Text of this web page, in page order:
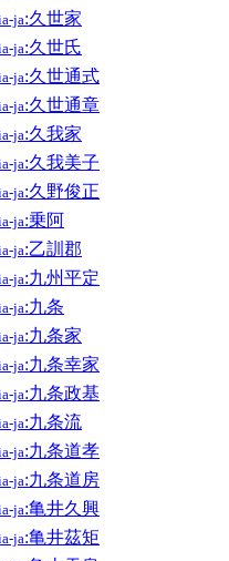
ja:久世家
ja:久世氏
ja:久世通式
ja:久世通章
ja:久我家
ja:久我美子
ja:久野俊正
ja:乗阿
ja:乙訓郡
ja:九州平定
ja:九条
ja:九条家
ja:九条幸家
ja:九条政基
ja:九条流
ja:九条道孝
ja:九条道房
ja:亀井久興
ja:亀井茲矩